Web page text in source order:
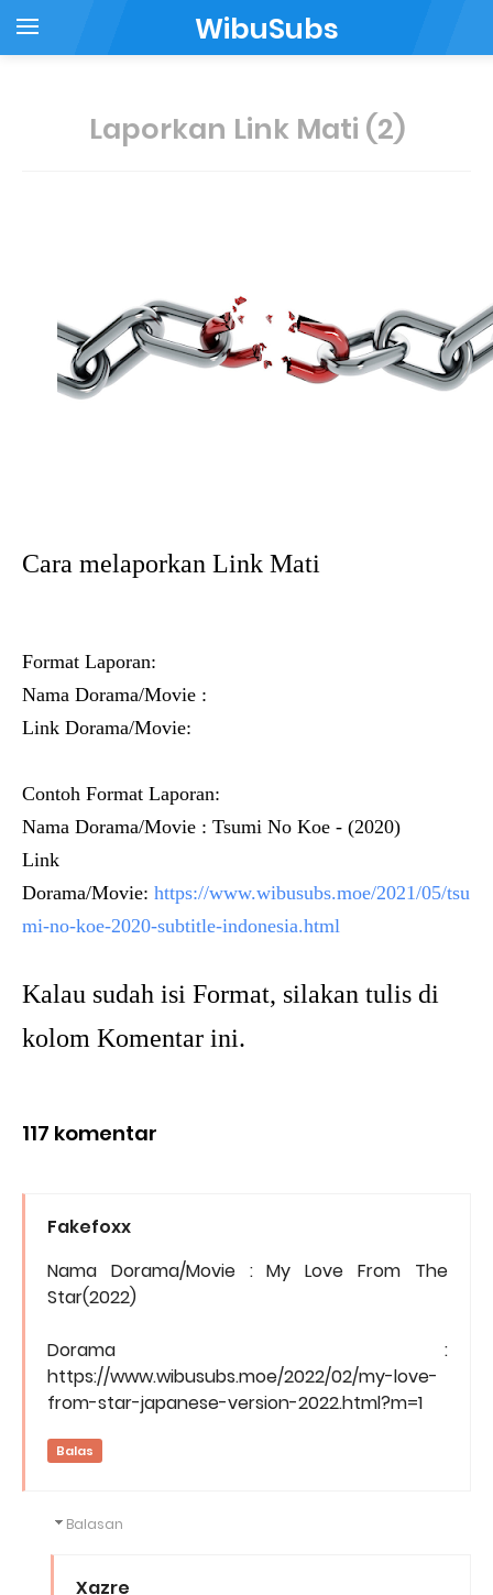
WibuSubs
Laporkan Link Mati (2)
Cara melaporkan Link Mati
Format Laporan:
Nama Dorama/Movie :
Link Dorama/Movie:
Contoh Format Laporan:
Nama Dorama/Movie : Tsumi No Koe - (2020)
Link
Dorama/Movie: https://www.wibusubs.moe/2021/05/tsu
mi-no-koe-2020-subtitle-indonesia.html
Kalau sudah isi Format, silakan tulis di
kolom Komentar ini.
117 komentar
Fakefoxx
Nama Dorama/Movie : My Love From The
Star(2022)
Dorama :
https://www.wibusubs.moe/2022/02/my-love-
from-star-japanese-version-2022.html?m=1
Balas
Balasan
Xazre